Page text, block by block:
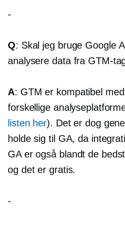
-
Q: Skal jeg bruge Google
analysere data fra GTM-
A: GTM er kompatibel
forskellige
listen her). Det er dog
holde sig til GA, da
GA er også blandt de
og det er gratis.
-